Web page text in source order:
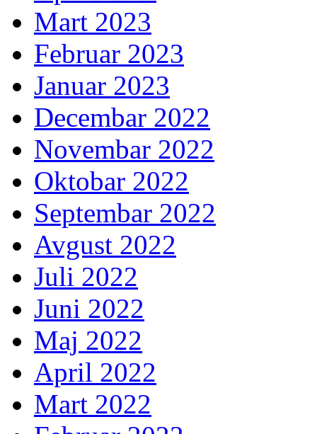
Mart 2023
Februar 2023
Januar 2023
Decembar 2022
Novembar 2022
Oktobar 2022
Septembar 2022
Avgust 2022
Juli 2022
Juni 2022
Maj 2022
April 2022
Mart 2022